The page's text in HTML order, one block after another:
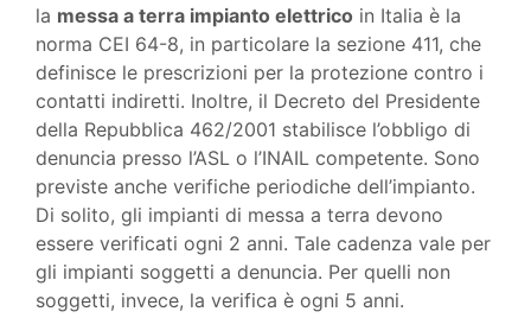
la messa a terra impianto elettrico in Italia è la
norma CEI 64-8, in particolare la sezione 411, che
definisce le prescrizioni per la protezione contro i
contatti indiretti. Inoltre, il Decreto del Presidente
della Repubblica 462/2001 stabilisce l’obbligo di
denuncia presso l’ASL o l’INAIL competente. Sono
previste anche verifiche periodiche dell’impianto.
Di solito, gli impianti di messa a terra devono
essere verificati ogni 2 anni. Tale cadenza vale per
gli impianti soggetti a denuncia. Per quelli non
soggetti, invece, la verifica è ogni 5 anni.